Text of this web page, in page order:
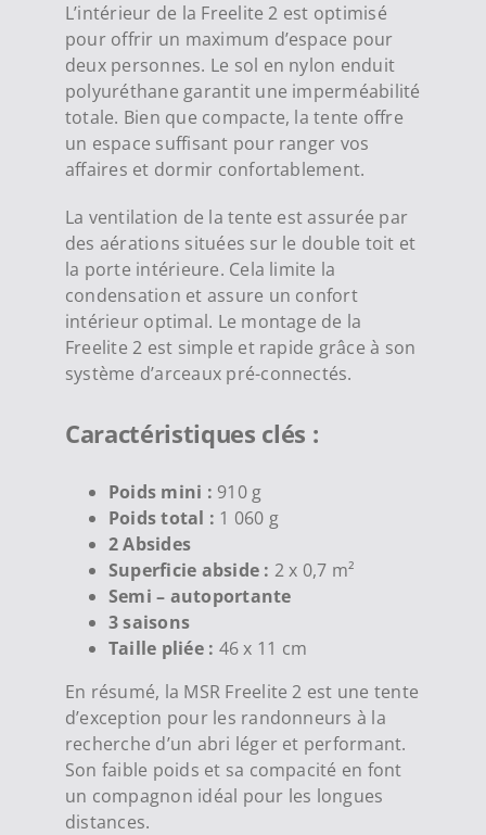
L’intérieur de la Freelite 2 est optimisé
pour offrir un maximum d’espace pour
deux personnes. Le sol en nylon enduit
polyuréthane garantit une imperméabilité
totale. Bien que compacte, la tente offre
un espace suffisant pour ranger vos
affaires et dormir confortablement.
La ventilation de la tente est assurée par
des aérations situées sur le double toit et
la porte intérieure. Cela limite la
condensation et assure un confort
intérieur optimal. Le montage de la
Freelite 2 est simple et rapide grâce à son
système d’arceaux pré-connectés.
Caractéristiques clés :
Poids mini : 910 g
Poids total : 1 060 g
2 Absides
Superficie abside : 2 x 0,7 m²
Semi – autoportante
3 saisons
Taille pliée : 46 x 11 cm
En résumé, la MSR Freelite 2 est une tente
d’exception pour les randonneurs à la
recherche d’un abri léger et performant.
Son faible poids et sa compacité en font
un compagnon idéal pour les longues
distances.